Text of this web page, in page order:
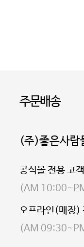
주문배송
(주)좋은사람
대표 이성현,박
소재지 서울특
통신판매업 신
사업자등록번
공식몰 전용 고
(AM
오프라인(매장)
(AM